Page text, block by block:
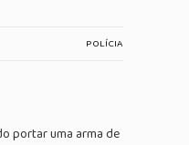
POLÍCIA
portar uma arma de